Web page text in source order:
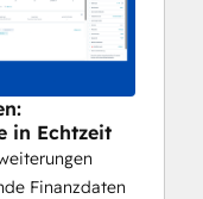
in Echtzeit
Finanzdaten